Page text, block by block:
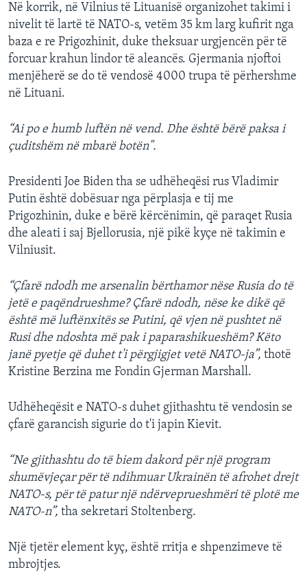
Në korrik, në Vilnius të Lituanisë organizohet takimi i
nivelit të lartë të NATO-s, vetëm 35 km larg kufirit nga
baza e re Prigozhinit, duke theksuar urgjencën për të
forcuar krahun lindor të aleancës. Gjermania njoftoi
menjëherë se do të vendosë 4000 trupa të përhershme
në Lituani.
“Ai po e humb luftën në vend. Dhe është bërë paksa i
çuditshëm në mbarë botën".
Presidenti Joe Biden tha se udhëheqësi rus Vladimir
Putin është dobësuar nga përplasja e tij me
Prigozhinin, duke e bërë kërcënimin, që paraqet Rusia
dhe aleati i saj Bjellorusia, një pikë kyçe në takimin e
Vilniusit.
“Çfarë ndodh me arsenalin bërthamor nëse Rusia do të
jetë e paqëndrueshme? Çfarë ndodh, nëse ke dikë që
është më luftënxitës se Putini, që vjen në pushtet në
Rusi dhe ndoshta më pak i paparashikueshëm? Këto
janë pyetje që duhet t'i përgjigjet vetë NATO-ja”, thotë
Kristine Berzina me Fondin Gjerman Marshall.
Udhëheqësit e NATO-s duhet gjithashtu të vendosin se
çfarë garancish sigurie do t'i japin Kievit.
“Ne gjithashtu do të biem dakord për një program
shumëvjeçar për të ndihmuar Ukrainën të afrohet drejt
NATO-s, për të patur një ndërveprueshmëri të plotë me
NATO-n”, tha sekretari Stoltenberg.
Një tjetër element kyç, është rritja e shpenzimeve të
mbrojtjes.